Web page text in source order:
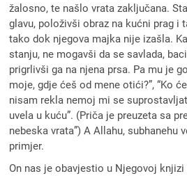
žalosno, te našlo vrata zaključana.
glavu, položivši obraz na kućni prag i
tako dok njegova majka nije izašla.
stanju, ne mogavši da se savlada,
prigrlivši ga na njena prsa. Pa mu je
moje, gdje ćeš od mene otići?”, “Ko
nisam rekla nemoj mi se
uvela u kuću”. (Priča je preuzeta sa
nebeska vrata”) A Allahu, subhanehu
primjer.
On nas je obavjestio u Njegovoj